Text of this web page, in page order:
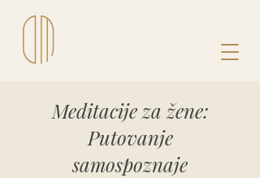
Meditacije za žene:
Putovanje
samospoznaje